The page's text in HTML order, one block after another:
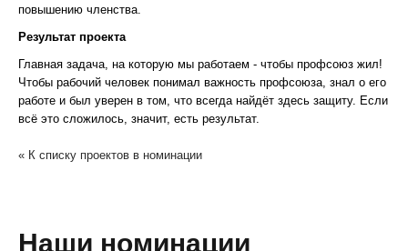
повышению членства.
Результат проекта
Главная задача, на которую мы работаем - чтобы профсоюз жил!
Чтобы рабочий человек понимал важность профсоюза, знал о его
работе и был уверен в том, что всегда найдёт здесь защиту. Если
всё это сложилось, значит, есть результат.
« К списку проектов в номинации
Наши номинации